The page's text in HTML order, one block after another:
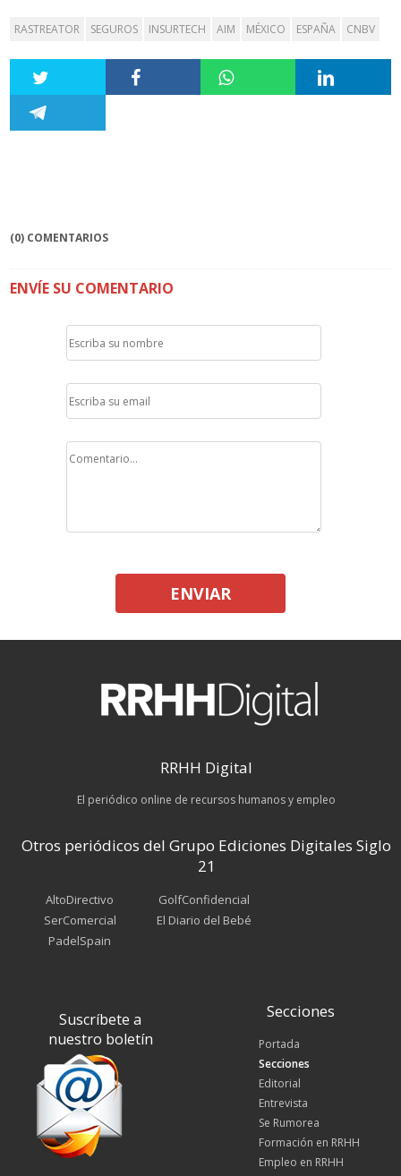
RASTREATOR SEGUROS INSURTECH AIM MÉXICO ESPAÑA CNBV
(0) COMENTARIOS
ENVÍE SU COMENTARIO
ENVIAR
RRHH Digital
El periódico online de recursos humanos y empleo
Otros periódicos del Grupo Ediciones Digitales Siglo
21
AltoDirectivo
SerComercial
PadelSpain
GolfConfidencial
El Diario del Bebé
Suscríbete a
nuestro boletín
Secciones
Portada
Secciones
Editorial
Entrevista
Se Rumorea
Formación en RRHH
Empleo en RRHH